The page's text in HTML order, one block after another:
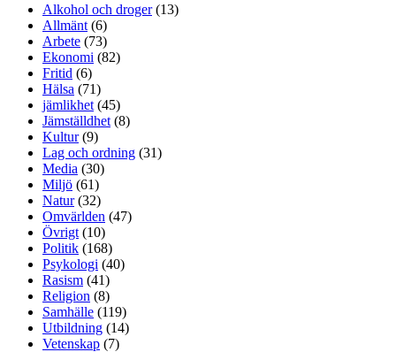
Alkohol och droger(13)
Allmänt (6)
Arbete (73)
Ekonomi (82)
Fritid (6)
Hälsa (71)
jämlikhet (45)
Jämställdhet (8)
Kultur(9)
Lag och ordning (31)
Media (30)
Miljö (61)
Natur(32)
Omvärlden (47)
Övrigt (10)
Politik (168)
Psykologi (40)
Rasism (41)
Religion (8)
Samhälle (119)
Utbildning (14)
Vetenskap (7)